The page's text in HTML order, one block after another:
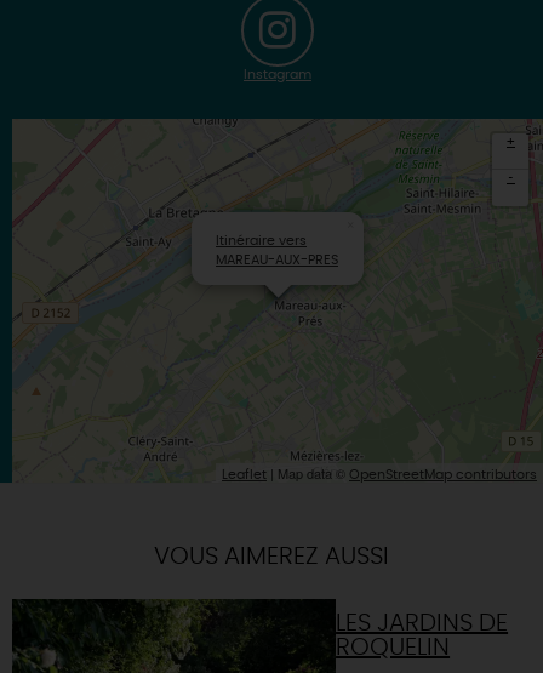
Instagram
Itinéraire vers
MAREAU-AUX-PRES
+
-
Leaflet | Map data © OpenStreetMap contributors
VOUS AIMEREZ AUSSI
LES JARDINS DE
ROQUELIN